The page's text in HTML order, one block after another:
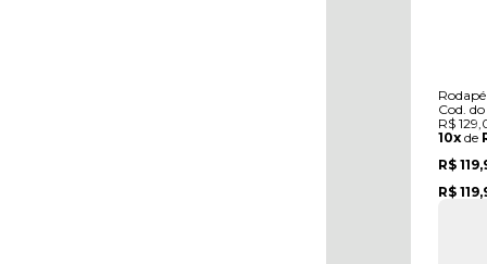
Cod.
R$
10xde
R$
R$